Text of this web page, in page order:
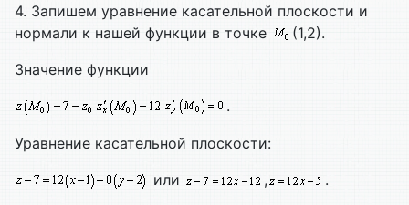
4. Запишем уравнение касательной плоскости и
нормали к нашей функции в точке
(1,2).
Значение функции
.
Уравнение касательной плоскости:
или
, .